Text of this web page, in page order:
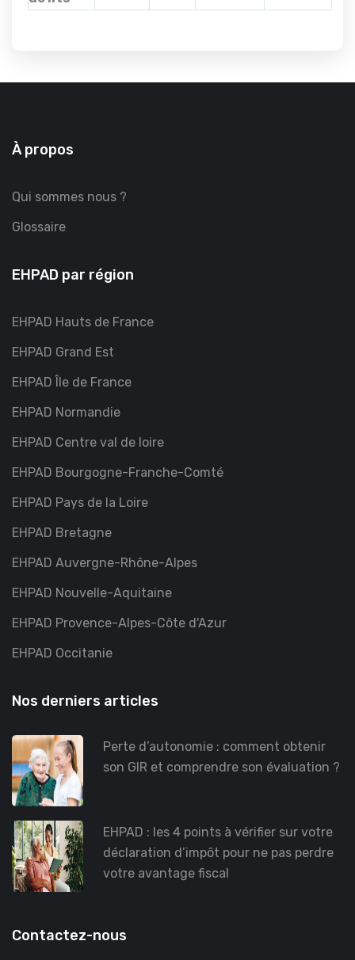
À propos
Qui sommes nous ?
Glossaire
EHPAD par région
EHPAD Hauts de France
EHPAD Grand Est
EHPAD Île de France
EHPAD Normandie
EHPAD Centre val de loire
EHPAD Bourgogne-Franche-Comté
EHPAD Pays de la Loire
EHPAD Bretagne
EHPAD Auvergne-Rhône-Alpes
EHPAD Nouvelle-Aquitaine
EHPAD Provence-Alpes-Côte d'Azur
EHPAD Occitanie
Nos derniers articles
Perte d’autonomie : comment obtenir
son GIR et comprendre son évaluation ?
EHPAD : les 4 points à vérifier sur votre
déclaration d’impôt pour ne pas perdre
votre avantage fiscal
Contactez-nous